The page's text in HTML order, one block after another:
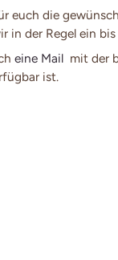
euch die
in der Regel ein
eine Mail mit der
ist.